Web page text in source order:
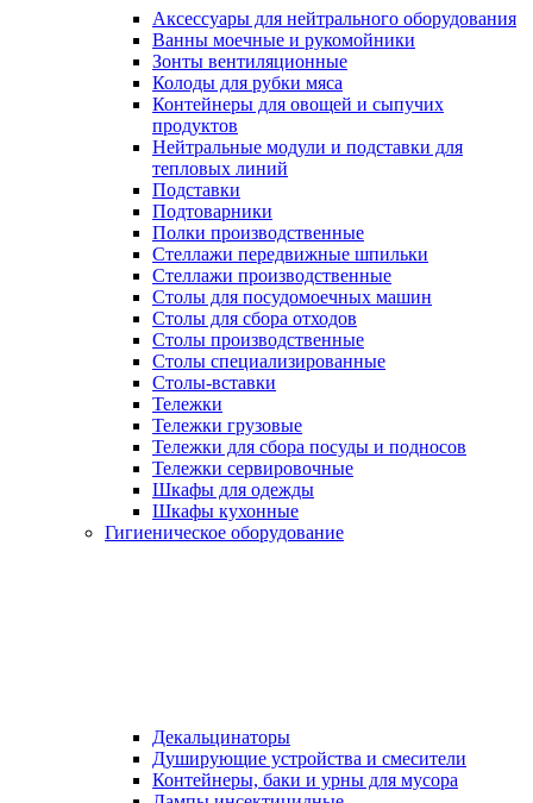
Аксессуары для нейтрального оборудования
Ванны моечные и рукомойники
Зонты вентиляционные
Колоды для рубки мяса
Контейнеры для овощей и сыпучих
продуктов
Нейтральные модули и подставки для
тепловых линий
Подставки
Подтоварники
Полки производственные
Стеллажи передвижные шпильки
Стеллажи производственные
Столы для посудомоечных машин
Столы для сбора отходов
Столы производственные
Столы специализированные
Столы-вставки
Тележки
Тележки грузовые
Тележки для сбора посуды и подносов
Тележки сервировочные
Шкафы для одежды
Шкафы кухонные
Гигиеническое оборудование
Декальцинаторы
Душирующие устройства и смесители
Контейнеры, баки и урны для мусора